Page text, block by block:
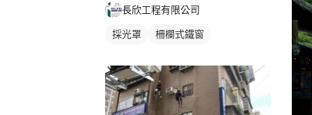
長欣工程有限公司
採光罩 柵欄式鐵窗